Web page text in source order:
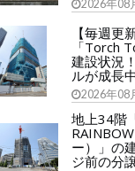
2026年08
【毎週
「Torch
建設状況
ルが成長
2026年08
地上34階
ー）」の
ジ前の分